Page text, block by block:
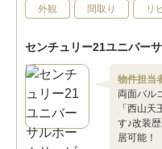
外観 間取り リ
センチュリー21ユニバー
物件担当
両面バル
「西山
す♪改装
居可能！